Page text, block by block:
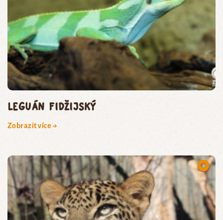
leguán fidžijský
Zobrazit více →